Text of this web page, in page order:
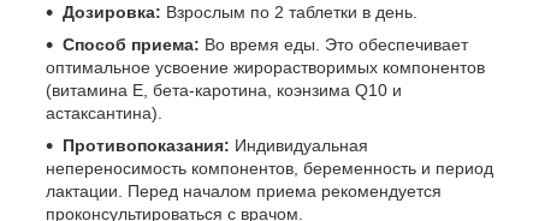
Дозировка: Взрослым по 2 таблетки в день.
Способ приема: Во время еды. Это обеспечивает
оптимальное усвоение жирорастворимых компонентов
(витамина E, бета-каротина, коэнзима Q10 и
астаксантина).
Противопоказания: Индивидуальная
непереносимость компонентов, беременность и период
лактации. Перед началом приема рекомендуется
проконсультироваться с врачом.